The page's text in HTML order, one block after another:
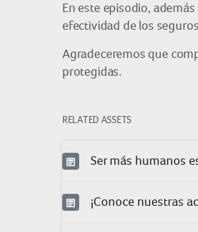
En este episodio,
efectividad de los
Agradeceremos que
protegidas.
RELATED ASSETS
Ser más humanos
¡Conoce nuestras